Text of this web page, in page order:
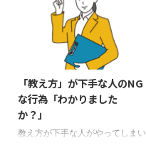
「教え方」が下手な人のNG
な行為「わかりました
か？」
教え方が下手な人がやってしまい